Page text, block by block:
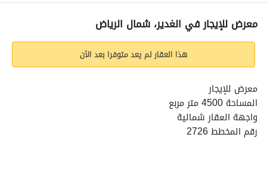
الإعلان الاماكن القريبة
معرض للإيجار في الغدير، شمال الرياض
هذا العقار لم يعد متوفرا بعد الآن
معرض للإيجار
المساحة 4500 متر مربع
واجهة العقار شمالية
رقم المخطط 2726